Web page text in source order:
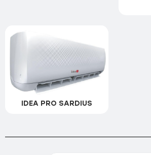
IDEA PRO SARDIUS
HANSOL Winter Inverter
Intega On Off
Lyra Two Stage